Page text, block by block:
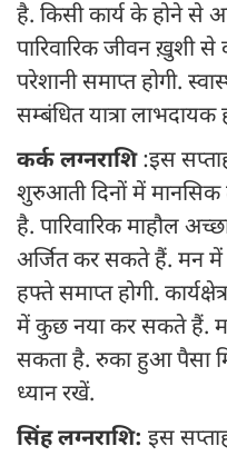
है. किसी कार्य के होने से
पारिवारिक जीवन ख़ुशी से
परेशानी समाप्त होगी.
सम्बंधित यात्रा
कर्क लग्नराशि:इस
शुरुआती दिनों में मानसिक
है. पारिवारिक माहौल
अर्जित कर सकते हैं. मन
हफ्ते समाप्त होगी.
में कुछ नया कर सकते हैं.
सकता है. रुका हुआ पैसा
ध्यान रखें.
सिंह लग्नराशि: इस